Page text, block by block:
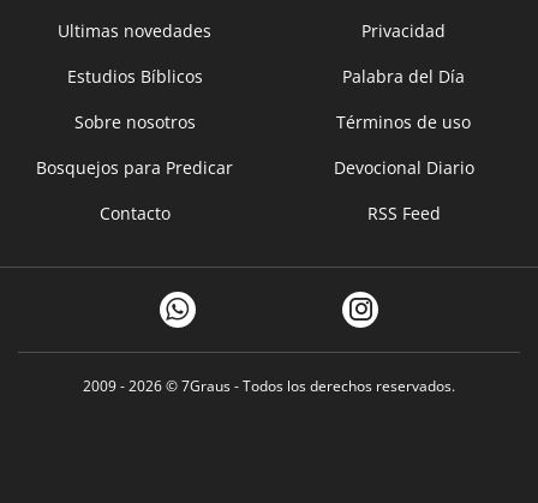
Ultimas novedades
Privacidad
Estudios Bíblicos
Palabra del Día
Sobre nosotros
Términos de uso
Bosquejos para Predicar
Devocional Diario
Contacto
RSS Feed
2009 - 2026 ©7Graus- Todos los derechos reservados.